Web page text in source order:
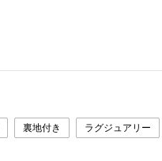
裏地付き ラグジュアリー